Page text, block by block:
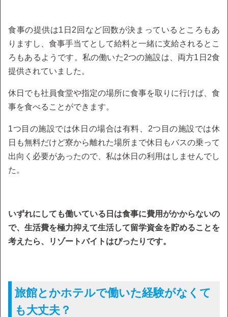
食事の提供は1日2回など回数が決まっているところもあ
りますし、食事手当てとして給料と一緒に支給されるとこ
ろもあるようです。私の働いた2つの施設は、両方1日2食
提供されていました。
休日でも社員食堂や指定の場所に食事を取りに行けば、食
事を食べることができます。
1つ目の施設では休日の場合は有料、2つ目の施設では休
日も無料だけど寮から離れた場所まで休日もバスの乗って
出向く必要があったので、私は休日の利用はしませんでし
た。
いずれにしても働いている日は食事に費用がかからないの
で、生活費を極力抑えて生活して留学資金を貯めることを
考えたら、リゾートバイトはぴったりです。
旅館とかホテルで働いた経験がなくて
も大丈夫？